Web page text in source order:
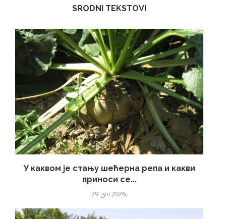
SRODNI TEKSTOVI
У каквом је стању шећерна репа и какви
приноси се...
29. јул 2026.